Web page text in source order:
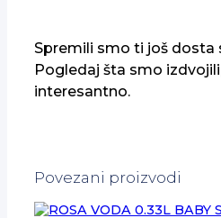
Spremili smo ti još dosta
Pogledaj šta smo
interesantno.
Povezani proizvodi